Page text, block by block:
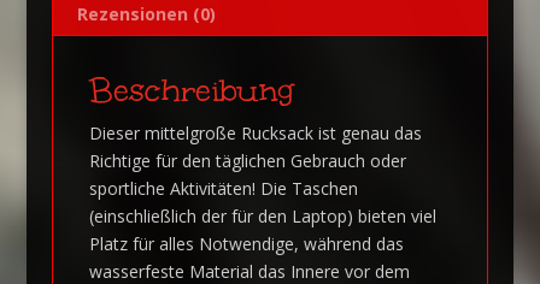
Rezensionen (0)
Beschreibung
Dieser mittelgroße Rucksack ist genau das
Richtige für den täglichen Gebrauch oder
sportliche Aktivitäten! Die Taschen
(einschließlich der für den Laptop) bieten viel
Platz für alles Notwendige, während das
wasserfeste Material das Innere vor dem